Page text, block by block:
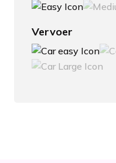
Vervoer